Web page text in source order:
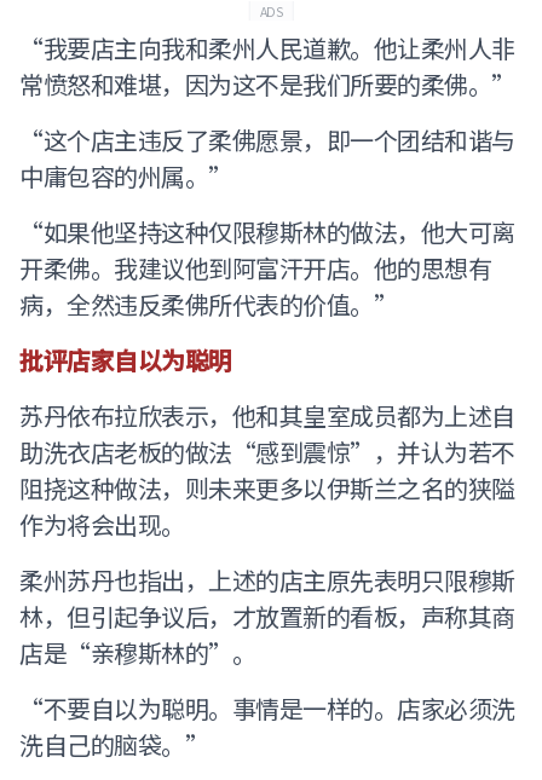
ADS
“我要店主向我和柔州人民道歉。他让柔州人非
常愤怒和难堪，因为这不是我们所要的柔佛。”
“这个店主违反了柔佛愿景，即一个团结和谐与
中庸包容的州属。”
“如果他坚持这种仅限穆斯林的做法，他大可离
开柔佛。我建议他到阿富汗开店。他的思想有
病，全然违反柔佛所代表的价值。”
批评店家自以为聪明
苏丹依布拉欣表示，他和其皇室成员都为上述自
助洗衣店老板的做法“感到震惊”，并认为若不
阻挠这种做法，则未来更多以伊斯兰之名的狭隘
作为将会出现。
柔州苏丹也指出，上述的店主原先表明只限穆斯
林，但引起争议后，才放置新的看板，声称其商
店是“亲穆斯林的”。
“不要自以为聪明。事情是一样的。店家必须洗
洗自己的脑袋。”